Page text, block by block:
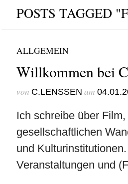
POSTS TAGGED
ALLGEMEIN
Willkommen bei
von C.LENSSEN am
Ich schreibe über
gesellschaftlichen
und
Veranstaltungen und